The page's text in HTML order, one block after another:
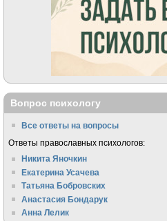
Вопрос психологу
Все ответы на вопросы
Ответы православных психологов:
Никита Яночкин
Екатерина Усачева
Татьяна Бобровских
Анастасия Бондарук
Анна Лелик